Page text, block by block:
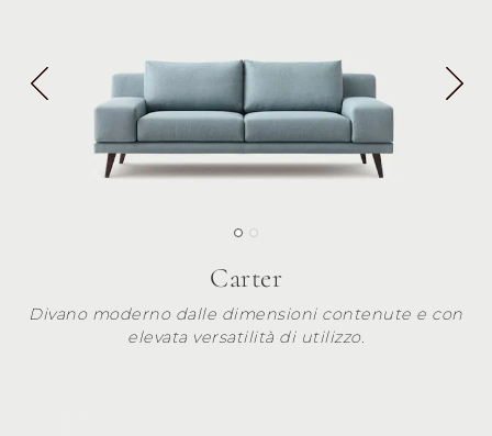
Carter
Divano moderno dalle dimensioni contenute e con
elevata versatilità di utilizzo.